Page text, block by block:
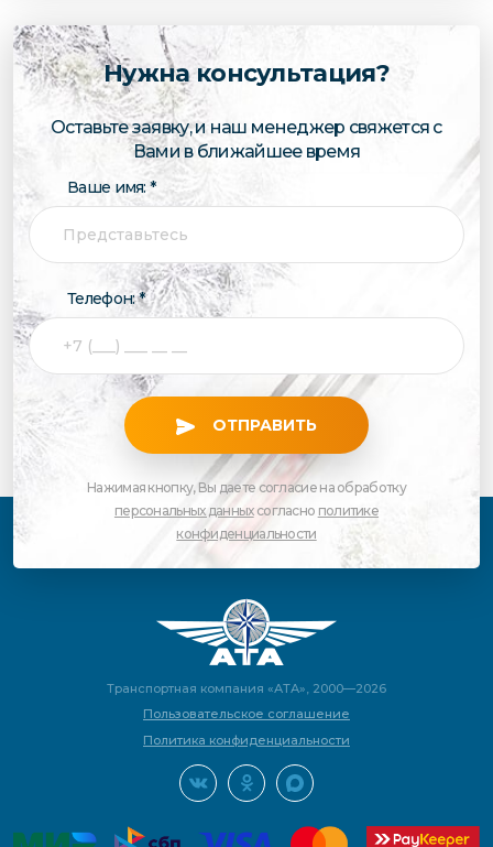
Нужна консультация?
Оставьте заявку, и наш менеджер свяжется с
Вами в ближайшее время
Ваше имя: *
Телефон: *
ОТПРАВИТЬ
Нажимая кнопку, Вы даете согласие на обработку
персональных данныхсогласно политике
конфиденциальности
Транспортная компания «АТА», 2000—2026
Пользовательское соглашение
Политика конфиденциальности